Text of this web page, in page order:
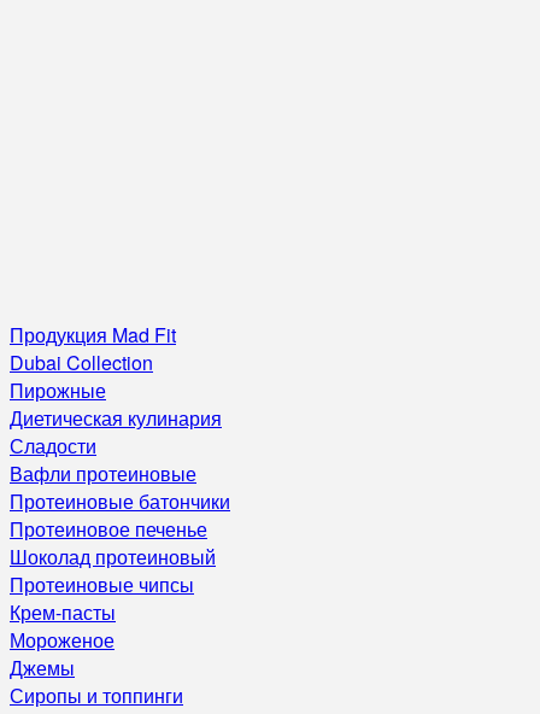
Продукция Mad Fit
Dubai Collection
Пирожные
Диетическая кулинария
Сладости
Вафли протеиновые
Протеиновые батончики
Протеиновое печенье
Шоколад протеиновый
Протеиновые чипсы
Крем-пасты
Мороженое
Джемы
Сиропы и топпинги